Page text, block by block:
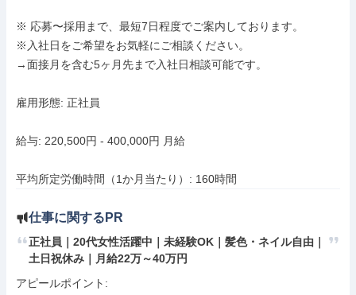
※ 応募〜採用まで、最短7日程度でご案内しております。
※入社日をご希望をお気軽にご相談ください。
→面接月を含む5ヶ月先まで入社日相談可能です。
雇用形態: 正社員
給与: 220,500円 - 400,000円 月給
平均所定労働時間（1か月当たり）: 160時間
仕事に関するPR
正社員｜20代女性活躍中｜未経験OK｜髪色・ネイル自由｜
土日祝休み｜月給22万～40万円
アピールポイント: